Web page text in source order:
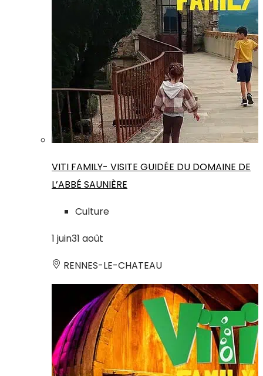
VITI FAMILY- VISITE GUIDÉE DU DOMAINE DE
L’ABBÉ SAUNIÈRE
Culture
1 juin31 août
RENNES-LE-CHATEAU